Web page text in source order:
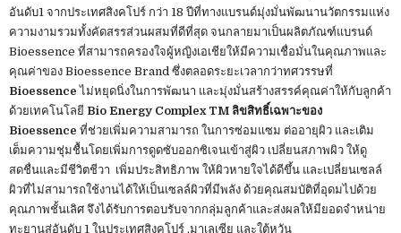
อันดับ1 จากประเทศสิงคโปร์ กว่า 18 ปีที่ทางแบรนด์มุ่งมั่นพัฒนานวัตกรรมแห่ง
ความงามรวมทั้งคัดสรรส่วนผสมที่ดีที่สุด จนกลายมาเป็นผลิตภัณฑ์แบรนด์
Bioessence ที่สามารถครองใจผู้หญิงเอเชียให้มีความเชื่อมั่นในคุณภาพและ
คุณค่าของ Bioessence Brand ซึ่งตลอดระยะเวลากว่าทศวรรษที่
Bioessence ไม่หยุดนิ่งในการพัฒนา และมุ่งมั่นสร้างสรรค์คุณค่าให้กับลูกค้า
ด้วยเทคโนโลยี Bio Energy Complex TM ลิขสิทธิ์เฉพาะของ
Bioessence ที่ช่วยเพิ่มความสามารถ ในการซ่อมแซม ต่ออายุผิว และเติม
เต็มความชุ่มชื้นโดยเพิ่มการดูดซับออกซิเจนเข้าสู่ผิว เปลี่ยนสภาพผิว ให้ดู
สดชื่นและมีชีวิตชีวา เพิ่มประสิทธิภาพ ให้ผิวหายใจได้ดีขึ้น และเปลี่ยนเซลล์
ผิวที่ไม่สามารถใช้งานได้ให้เป็นเซลล์ผิวที่มีพลัง ด้วยคุณสมบัติที่อุดมไปด้วย
คุณภาพชั้นเลิศ จึงได้รับการตอบรับจากกลุ่มลูกค้าและส่งผลให้มียอดจำหน่าย
ทะยานสู่อันดับ 1 ในประเทศสิงคโปร์ ,มาเลเซีย และใต้หวัน